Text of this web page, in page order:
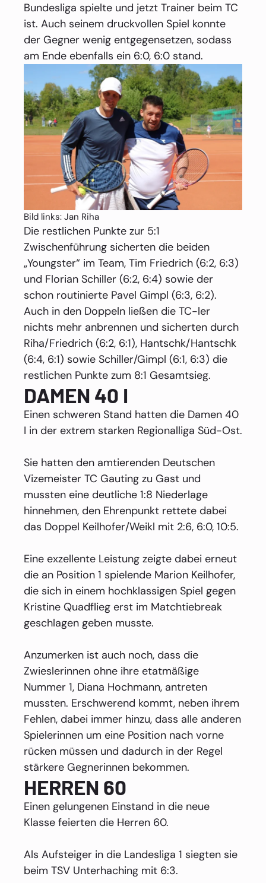
Bundesliga spielte und jetzt Trainer beim TC
ist. Auch seinem druckvollen Spiel konnte
der Gegner wenig entgegensetzen, sodass
am Ende ebenfalls ein 6:0, 6:0 stand.
Bild links: Jan Riha
Die restlichen Punkte zur 5:1
Zwischenführung sicherten die beiden
„Youngster“ im Team, Tim Friedrich (6:2, 6:3)
und Florian Schiller (6:2, 6:4) sowie der
schon routinierte Pavel Gimpl (6:3, 6:2).
Auch in den Doppeln ließen die TC-ler
nichts mehr anbrennen und sicherten durch
Riha/Friedrich (6:2, 6:1), Hantschk/Hantschk
(6:4, 6:1) sowie Schiller/Gimpl (6:1, 6:3) die
restlichen Punkte zum 8:1 Gesamtsieg.
DAMEN 40 I
Einen schweren Stand hatten die Damen 40
I in der extrem starken Regionalliga Süd-Ost.
Sie hatten den amtierenden Deutschen
Vizemeister TC Gauting zu Gast und
mussten eine deutliche 1:8 Niederlage
hinnehmen, den Ehrenpunkt rettete dabei
das Doppel Keilhofer/Weikl mit 2:6, 6:0, 10:5.
Eine exzellente Leistung zeigte dabei erneut
die an Position 1 spielende Marion Keilhofer,
die sich in einem hochklassigen Spiel gegen
Kristine Quadflieg erst im Matchtiebreak
geschlagen geben musste.
Anzumerken ist auch noch, dass die
Zwieslerinnen ohne ihre etatmäßige
Nummer 1, Diana Hochmann, antreten
mussten. Erschwerend kommt, neben ihrem
Fehlen, dabei immer hinzu, dass alle anderen
Spielerinnen um eine Position nach vorne
rücken müssen und dadurch in der Regel
stärkere Gegnerinnen bekommen.
HERREN 60
Einen gelungenen Einstand in die neue
Klasse feierten die Herren 60.
Als Aufsteiger in die Landesliga 1 siegten sie
beim TSV Unterhaching mit 6:3.